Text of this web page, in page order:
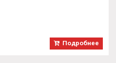
Подробнее